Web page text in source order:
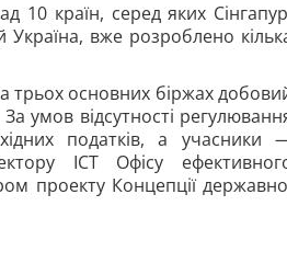
10 країн, серед яких
Україна, вже розроблено
трьох основних біржах
умов відсутності
податків, а учасники
ICT Офісу
проекту Концепції